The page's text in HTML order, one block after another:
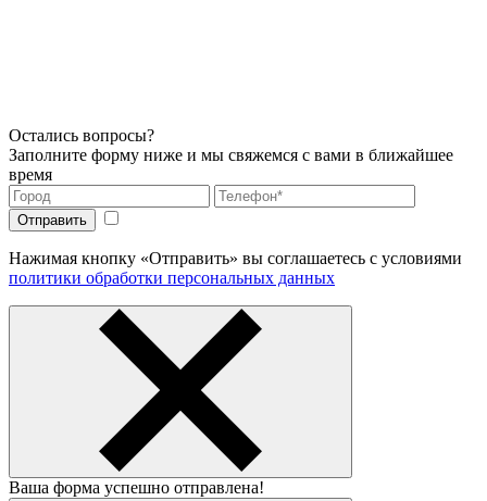
Остались вопросы?
Заполните форму ниже и мы свяжемся с вами в ближайшее
время
Нажимая кнопку «Отправить» вы соглашаетесь с условиями
политики обработки персональных данных
Ваша форма успешно отправлена!